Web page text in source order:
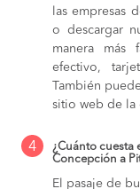
las empresas
o descargar
manera más
efectivo,
También
sitio web de la
4
¿Cuánto cuesta
Concepción a
El pasaje de